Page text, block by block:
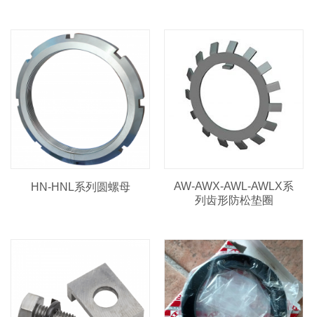
HN-HNL系列圆螺母
AW-AWX-AWL-AWLX系
列齿形防松垫圈